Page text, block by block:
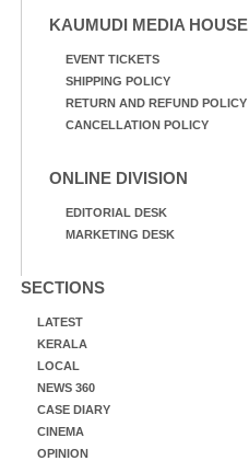
KAUMUDI MEDIA HOUSE
EVENT TICKETS
SHIPPING POLICY
RETURN AND REFUND POLICY
CANCELLATION POLICY
ONLINE DIVISION
EDITORIAL DESK
MARKETING DESK
SECTIONS
LATEST
KERALA
LOCAL
NEWS 360
CASE DIARY
CINEMA
OPINION